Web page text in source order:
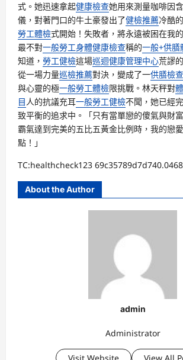
式。她迅速拿起健康檢查她用來測量咖啡因
儀，對著門口的牛土豪發出了健檢推薦冷酷
勞工體檢式開始！失敗者，將永遠被困在我
最不對一般勞工身體健康檢查稱的一般+供膳
知道， 勞工健檢這場巡迴健康管理中心荒謬
從一場力量巡檢推薦對決，變成了一供膳檢查
與心靈的極一般勞工體檢限挑戰。林天秤對
目人的抗議充耳一般勞工健檢不聞，她已經
致平衡的追求中。「只有當單戀的傻氣與財
霸氣達到完美的五比五黃金比例時，我的戀
點！」
TC:healthcheck123
About the Author
admin
Administrator
Visit Website View All